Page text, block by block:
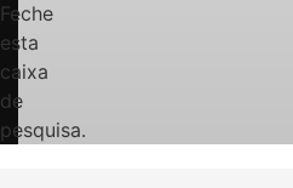
Feche
esta
caixa
de
pesquisa.